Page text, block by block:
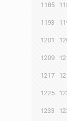
1185
1193
1201
1209
1217
1225
1233